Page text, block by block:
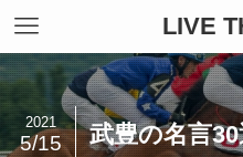
LIVE
武豊の名言
2021
5/15